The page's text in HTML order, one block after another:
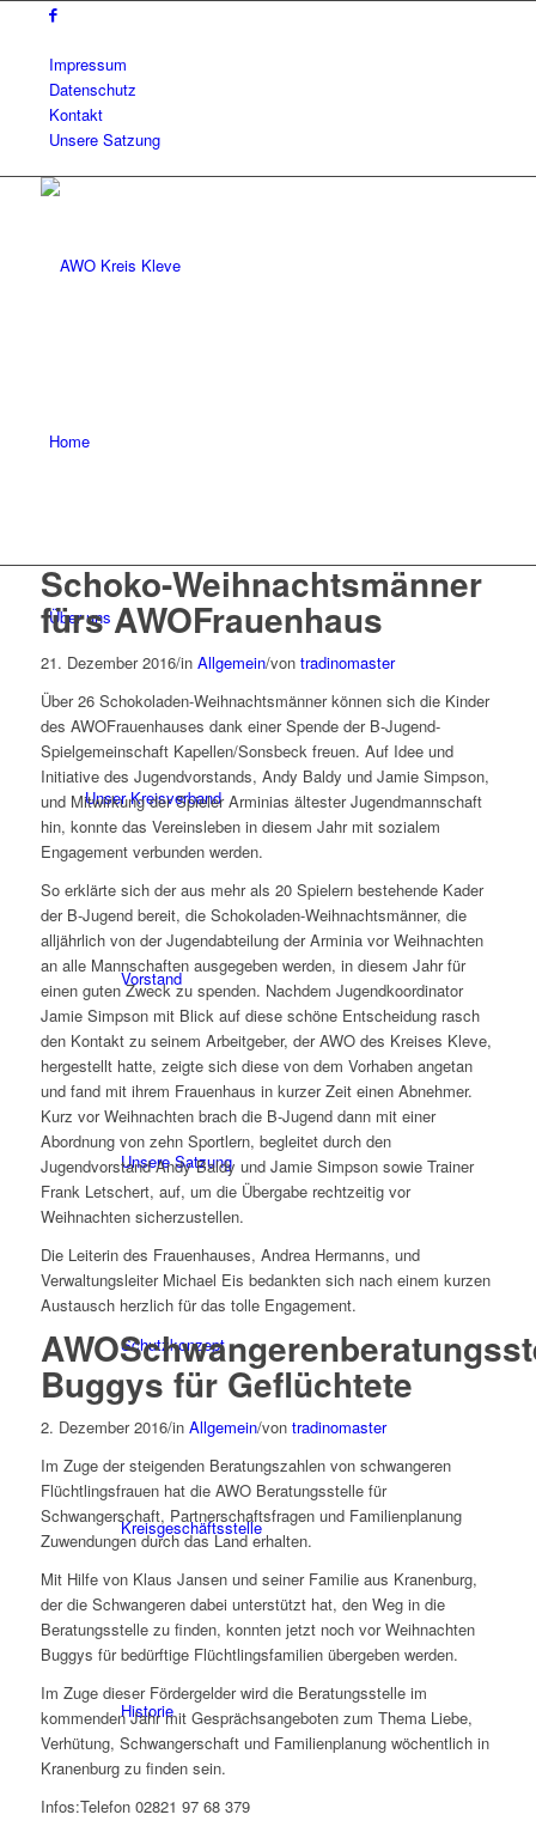
Impressum
Datenschutz
Kontakt
Unsere Satzung
Home
Über uns
Unser Kreisverband
Vorstand
Unsere Satzung
Schutzkonzept
Kreisgeschäftsstelle
Historie
Schoko-Weihnachtsmänner
fürs AWOFrauenhaus
21. Dezember 2016/in Allgemein/von tradinomaster
Über 26 Schokoladen-Weihnachtsmänner können sich die Kinder
des AWOFrauenhauses dank einer Spende der B-Jugend-
Spielgemeinschaft Kapellen/Sonsbeck freuen. Auf Idee und
Initiative des Jugendvorstands, Andy Baldy und Jamie Simpson,
und Mitwirkung der Spieler Arminias ältester Jugendmannschaft
hin, konnte das Vereinsleben in diesem Jahr mit sozialem
Engagement verbunden werden.
So erklärte sich der aus mehr als 20 Spielern bestehende Kader
der B-Jugend bereit, die Schokoladen-Weihnachtsmänner, die
alljährlich von der Jugendabteilung der Arminia vor Weihnachten
an alle Mannschaften ausgegeben werden, in diesem Jahr für
einen guten Zweck zu spenden. Nachdem Jugendkoordinator
Jamie Simpson mit Blick auf diese schöne Entscheidung rasch
den Kontakt zu seinem Arbeitgeber, der AWO des Kreises Kleve,
hergestellt hatte, zeigte sich diese von dem Vorhaben angetan
und fand mit ihrem Frauenhaus in kurzer Zeit einen Abnehmer.
Kurz vor Weihnachten brach die B-Jugend dann mit einer
Abordnung von zehn Sportlern, begleitet durch den
Jugendvorstand Andy Baldy und Jamie Simpson sowie Trainer
Frank Letschert, auf, um die Übergabe rechtzeitig vor
Weihnachten sicherzustellen.
Die Leiterin des Frauenhauses, Andrea Hermanns, und
Verwaltungsleiter Michael Eis bedankten sich nach einem kurzen
Austausch herzlich für das tolle Engagement.
Buggys für Geflüchtete
2. Dezember 2016/in Allgemein/von tradinomaster
Im Zuge der steigenden Beratungszahlen von schwangeren
Flüchtlingsfrauen hat die AWO Beratungsstelle für
Schwangerschaft, Partnerschaftsfragen und Familienplanung
Zuwendungen durch das Land erhalten.
Mit Hilfe von Klaus Jansen und seiner Familie aus Kranenburg,
der die Schwangeren dabei unterstützt hat, den Weg in die
Beratungsstelle zu finden, konnten jetzt noch vor Weihnachten
Buggys für bedürftige Flüchtlingsfamilien übergeben werden.
Im Zuge dieser Fördergelder wird die Beratungsstelle im
kommenden Jahr mit Gesprächsangeboten zum Thema Liebe,
Verhütung, Schwangerschaft und Familienplanung wöchentlich in
Kranenburg zu finden sein.
Infos:Telefon 02821 97 68 379